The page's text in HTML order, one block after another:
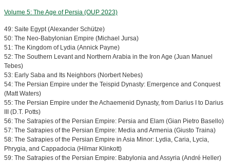
Volume 5: The Age of Persia (OUP 2023)
49: Saite Egypt (Alexander Schütze)
50: The Neo-Babylonian Empire (Michael Jursa)
51: The Kingdom of Lydia (Annick Payne)
52: The Southern Levant and Northern Arabia in the Iron Age (Juan Manuel
Tebes)
53: Early Saba and Its Neighbors (Norbert Nebes)
54: The Persian Empire under the Teispid Dynasty: Emergence and Conquest
(Matt Waters)
55: The Persian Empire under the Achaemenid Dynasty, from Darius I to Darius
III (D.T. Potts)
56: The Satrapies of the Persian Empire: Persia and Elam (Gian Pietro Basello)
57: The Satrapies of the Persian Empire: Media and Armenia (Giusto Traina)
58: The Satrapies of the Persian Empire in Asia Minor: Lydia, Caria, Lycia,
Phrygia, and Cappadocia (Hilmar Klinkott)
59: The Satrapies of the Persian Empire: Babylonia and Assyria (André Heller)